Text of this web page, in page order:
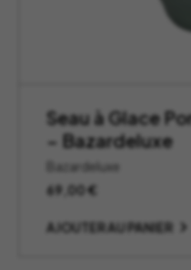
Seau à Glace
– Bazardeluxe
Bazardeluxe
69,00€
AJOUTER AU PANIER